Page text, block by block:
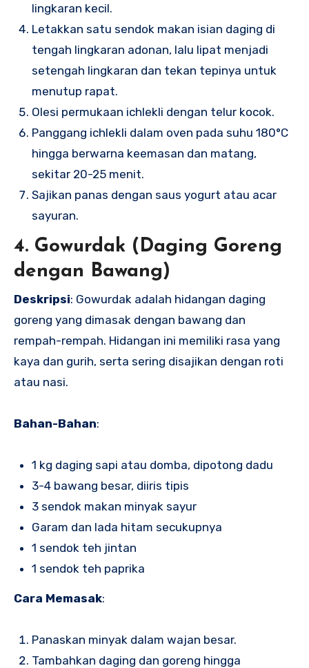
lingkaran kecil.
Letakkan satu sendok makan isian daging di
tengah lingkaran adonan, lalu lipat menjadi
setengah lingkaran dan tekan tepinya untuk
menutup rapat.
Olesi permukaan ichlekli dengan telur kocok.
Panggang ichlekli dalam oven pada suhu 180°C
hingga berwarna keemasan dan matang,
sekitar 20-25 menit.
Sajikan panas dengan saus yogurt atau acar
sayuran.
4. Gowurdak (Daging Goreng
dengan Bawang)
Deskripsi: Gowurdak adalah hidangan daging
goreng yang dimasak dengan bawang dan
rempah-rempah. Hidangan ini memiliki rasa yang
kaya dan gurih, serta sering disajikan dengan roti
atau nasi.
Bahan-Bahan:
1 kg daging sapi atau domba, dipotong dadu
3-4 bawang besar, diiris tipis
3 sendok makan minyak sayur
Garam dan lada hitam secukupnya
1 sendok teh jintan
1 sendok teh paprika
Cara Memasak:
Panaskan minyak dalam wajan besar.
Tambahkan daging dan goreng hingga